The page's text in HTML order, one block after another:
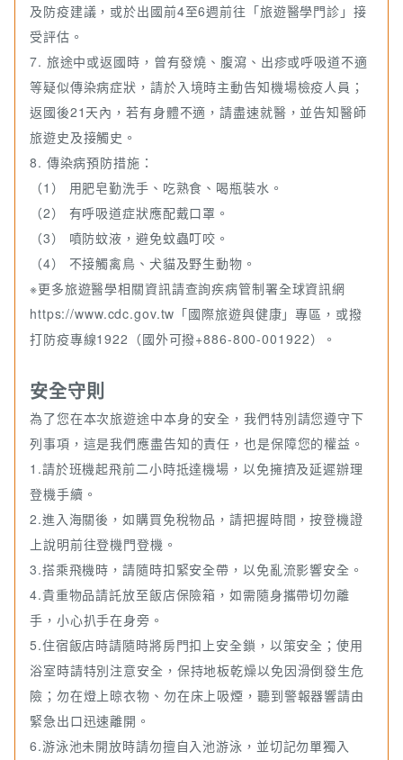
及防疫建議，或於出國前4至6週前往「旅遊醫學門診」接
受評估。
7. 旅途中或返國時，曾有發燒、腹瀉、出疹或呼吸道不適
等疑似傳染病症狀，請於入境時主動告知機場檢疫人員；
返國後21天內，若有身體不適，請盡速就醫，並告知醫師
旅遊史及接觸史。
8. 傳染病預防措施：
（1） 用肥皂勤洗手、吃熟食、喝瓶裝水。
（2） 有呼吸道症狀應配戴口罩。
（3） 噴防蚊液，避免蚊蟲叮咬。
（4） 不接觸禽鳥、犬貓及野生動物。
※更多旅遊醫學相關資訊請查詢疾病管制署全球資訊網
https://www.cdc.gov.tw「國際旅遊與健康」專區，或撥
打防疫專線1922（國外可撥+886-800-001922）。
安全守則
為了您在本次旅遊途中本身的安全，我們特別請您遵守下
列事項，這是我們應盡告知的責任，也是保障您的權益。
1.請於班機起飛前二小時抵達機場，以免擁擠及延遲辦理
登機手續。
2.進入海關後，如購買免稅物品，請把握時間，按登機證
上說明前往登機門登機。
3.搭乘飛機時，請隨時扣緊安全帶，以免亂流影響安全。
4.貴重物品請託放至飯店保險箱，如需隨身攜帶切勿離
手，小心扒手在身旁。
5.住宿飯店時請隨時將房門扣上安全鎖，以策安全；使用
浴室時請特別注意安全，保持地板乾燥以免因滑倒發生危
險；勿在燈上晾衣物、勿在床上吸煙，聽到警報器響請由
緊急出口迅速離開。
6.游泳池未開放時請勿擅自入池游泳，並切記勿單獨入